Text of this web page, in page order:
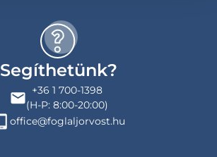
Segíthetünk?
+36 1 700-1398
(H-P: 8:00-20:00)
office@foglaljorvost.hu